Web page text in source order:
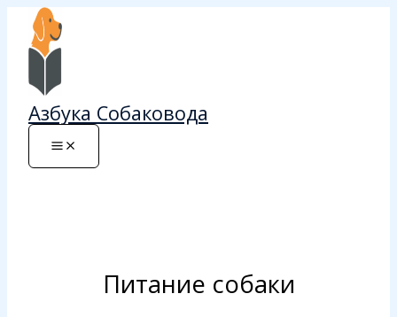
Перейти
содержимому
Азбука Собаковода
Питание собаки